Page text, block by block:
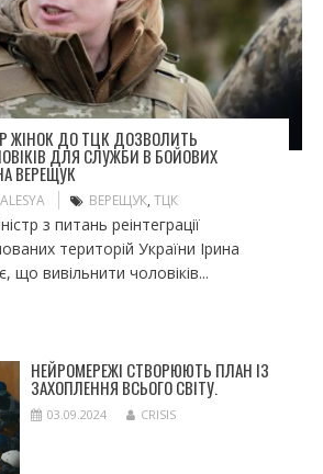
ЖІНОК ДО ТЦК ДОЗВОЛИТЬ
ДЛЯ СЛУЖБИ В БОЙОВИХ
ВЕРЕЩУК
ALESYA ВЕРЕЩУК, ТЦК
з питань реінтеграції
територій України Ірина
що вивільнити чоловіків...
НЕЙРОМЕРЕЖІ СТВОРЮЮТЬ ПЛАН ІЗ
ЗАХОПЛЕННЯ ВСЬОГО СВІТУ.
03.09.2024 CRISIS